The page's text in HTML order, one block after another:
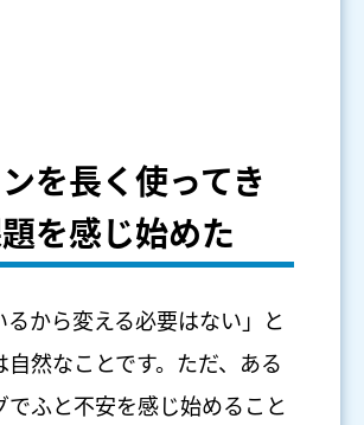
を長く使ってき
を感じ始めた
るから変える必要はない」と
自然なことです。ただ、ある
でふと不安を感じ始めること